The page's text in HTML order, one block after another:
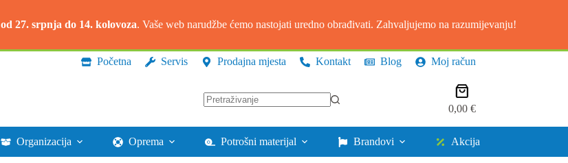
od 27. srpnja do 14. kolovoza. Vaše web narudžbe ćemo nastojati uredno obrađivati. Zahvaljujemo na razumijevanju!
Početna Servis Prodajna mjesta Kontakt Blog Moj račun
rezultata.
Košarica
0,00 €
Organizacija Oprema Potrošni materijal Brandovi Akcija